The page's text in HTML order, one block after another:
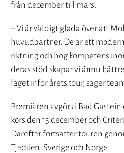
från december till mars.
– Vi är väldigt glada över att
huvudpartner. De är ett
riktning och hög kompetens
deras stöd skapar vi ännu
laget inför årets tour, säger
Premiären avgörs i Bad Gastein
körs den 13 december och
Därefter fortsätter touren
Tjeckien, Sverige och Norge.